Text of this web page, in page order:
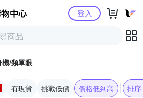
Yahoo購物中心登入
機/類單眼
有現貨 挑戰低價 價格低到高 排序